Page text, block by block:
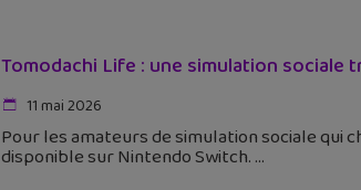
Tomodachi Life : une simulation
11 mai 2026
Pour les amateurs de simulation sociale qui
disponible sur Nintendo Switch.